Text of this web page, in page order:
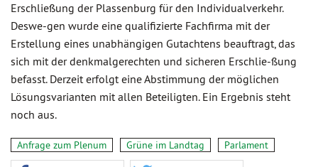
Erschließung der Plassenburg für den Individualverkehr.
Deswe-gen wurde eine qualifizierte Fachfirma mit der
Erstellung eines unabhängigen Gutachtens beauftragt, das
sich mit der denkmalgerechten und sicheren Erschlie-ßung
befasst. Derzeit erfolgt eine Abstimmung der möglichen
Lösungsvarianten mit allen Beteiligten. Ein Ergebnis steht
noch aus.
Anfrage zum Plenum Grüne im Landtag Parlament